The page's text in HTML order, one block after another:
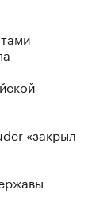
«закрыл